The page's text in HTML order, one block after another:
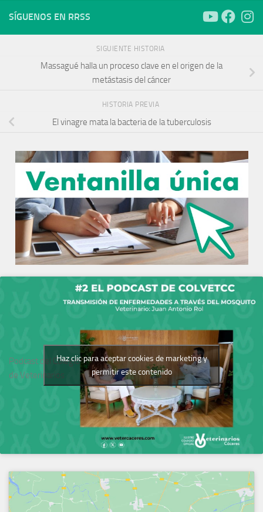
SÍGUENOS EN RRSS
SIGUIENTE HISTORIA
Massagué halla un proceso clave en el origen de la
metástasis del cáncer
HISTORIA PREVIA
El vinagre mata la bacteria de la tuberculosis
Podcast del Colegio
de Veterinarios
Haz clic para aceptar cookies de marketing y
permitir este contenido